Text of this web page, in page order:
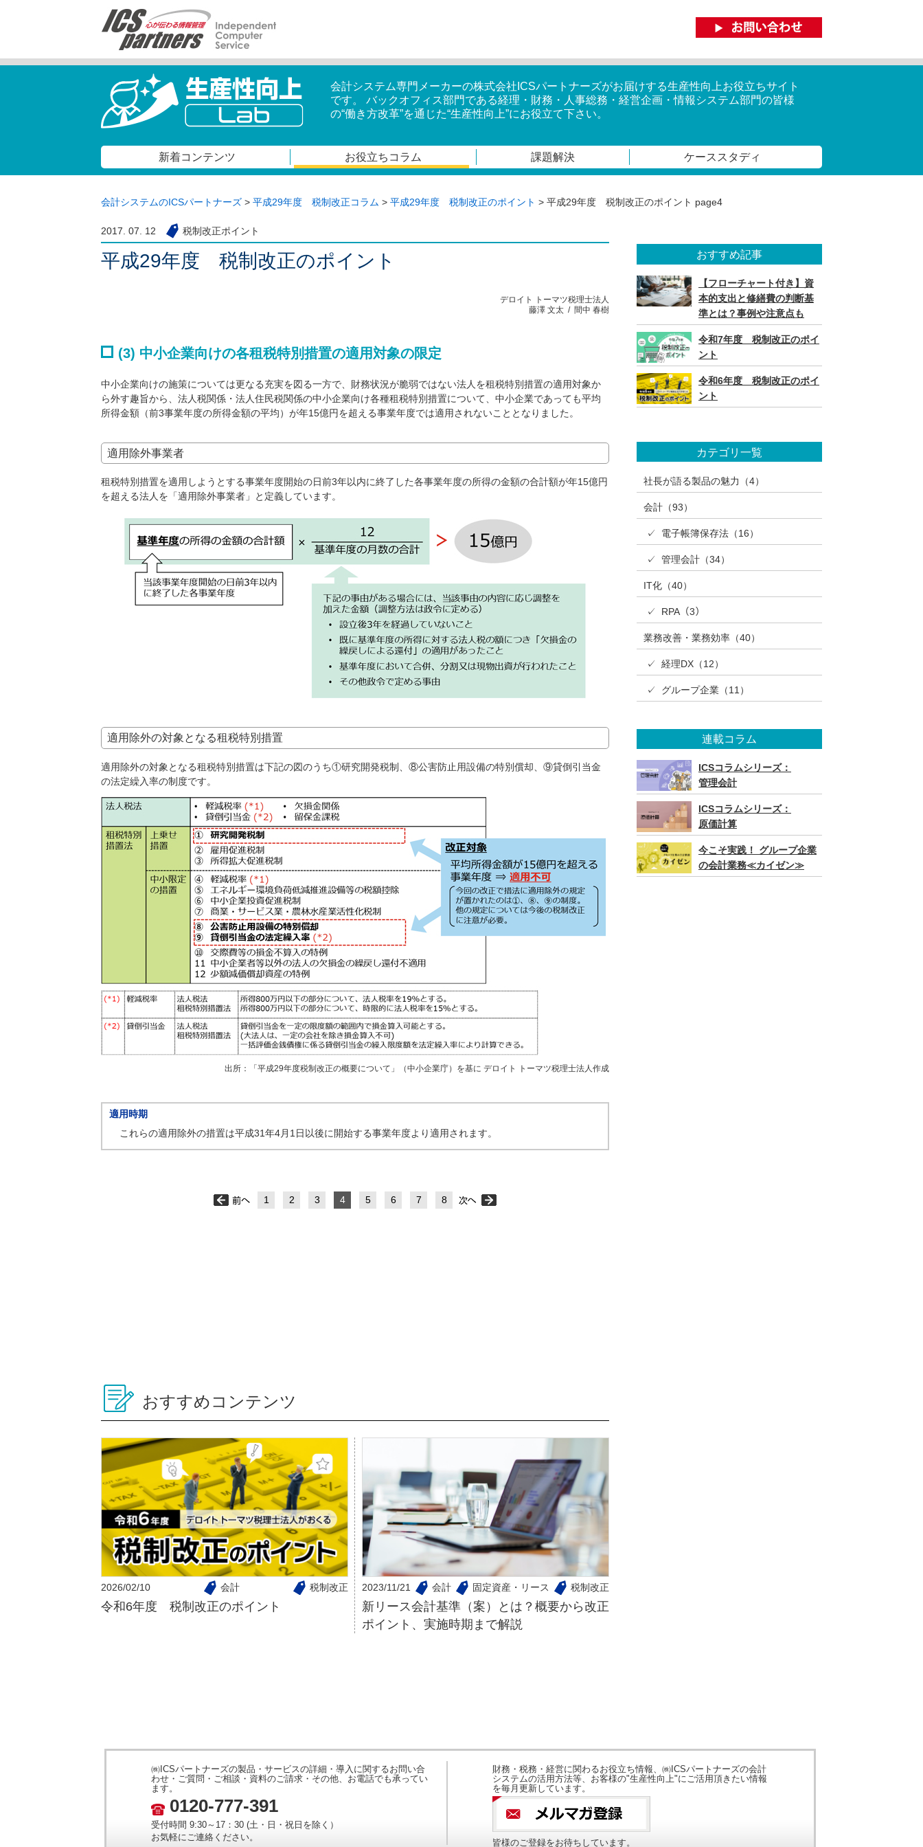
会計システム専門メーカーの株式会社ICSパートナーズがお届けする生産性向上お役立ちサイト
です。 バックオフィス部門である経理・財務・人事総務・経営企画・情報システム部門の皆様
の“働き方改革”を通じた“生産性向上”にお役立て下さい。
新着コンテンツ お役立ちコラム 課題解決 ケーススタディ
会計システムのICSパートナーズ > 平成29年度 税制改正コラム > 平成29年度 税制改正のポイント > 平成29年度 税制改正のポイント page4
2017. 07. 12 税制改正ポイント
平成29年度 税制改正のポイント
デロイト トーマツ税理士法人
藤澤 文太 / 間中 春樹
(3) 中小企業向けの各租税特別措置の適用対象の限定
中小企業向けの施策については更なる充実を図る一方で、財務状況が脆弱ではない法人を租税特別措置の適用対象か
ら外す趣旨から、法人税関係・法人住民税関係の中小企業向け各種租税特別措置について、中小企業であっても平均
所得金額（前3事業年度の所得金額の平均）が年15億円を超える事業年度では適用されないこととなりました。
適用除外事業者
租税特別措置を適用しようとする事業年度開始の日前3年以内に終了した各事業年度の所得の金額の合計額が年15億円
を超える法人を「適用除外事業者」と定義しています。
適用除外の対象となる租税特別措置
適用除外の対象となる租税特別措置は下記の図のうち①研究開発税制、⑧公害防止用設備の特別償却、⑨貸倒引当金
の法定繰入率の制度です。
出所：「平成29年度税制改正の概要について」（中小企業庁）を基に デロイト トーマツ税理士法人作成
適用時期
これらの適用除外の措置は平成31年4月1日以後に開始する事業年度より適用されます。
1 2 3 4 5 6 7 8
おすすめコンテンツ
2026/02/10 会計 税制改正
令和6年度 税制改正のポイント
2023/11/21 会計 固定資産・リース 税制改正
新リース会計基準（案）とは？概要から改正
ポイント、実施時期まで解説
おすすめ記事
【フローチャート付き】資
本的支出と修繕費の判断基
準とは？事例や注意点も
令和7年度 税制改正のポイ
ント
令和6年度 税制改正のポイ
ント
カテゴリ一覧
社長が語る製品の魅力（4）
会計（93）
✓ 電子帳簿保存法（16）
✓ 管理会計（34）
IT化（40）
✓ RPA（3）
業務改善・業務効率（40）
✓ 経理DX（12）
✓ グループ企業（11）
連載コラム
ICSコラムシリーズ：
管理会計
ICSコラムシリーズ：
原価計算
今こそ実践！ グループ企業
の会計業務≪カイゼン≫
㈱ICSパートナーズの製品・サービスの詳細・導入に関するお問い合
わせ・ご質問・ご相談・資料のご請求・その他、お電話でも承ってい
ます。
0120-777-391
受付時間 9:30～17：30 (土・日・祝日を除く）
お気軽にご連絡ください。
財務・税務・経営に関わるお役立ち情報、㈱ICSパートナーズの会計
システムの活用方法等、お客様の"生産性向上"にご活用頂きたい情報
を毎月更新しています。
皆様のご登録をお待ちしています。